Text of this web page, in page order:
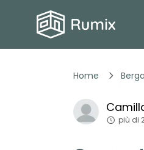
Home
più di